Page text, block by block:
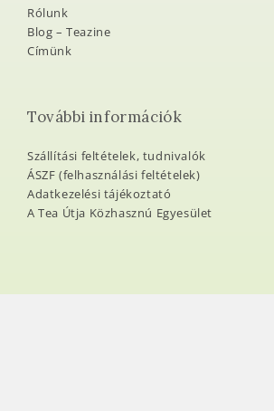
Rólunk
Blog – Teazine
Címünk
További információk
Szállítási feltételek, tudnivalók
ÁSZF (felhasználási feltételek)
Adatkezelési tájékoztató
A Tea Útja Közhasznú Egyesület